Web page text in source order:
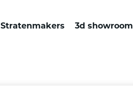
Stratenmakers 3d showroom